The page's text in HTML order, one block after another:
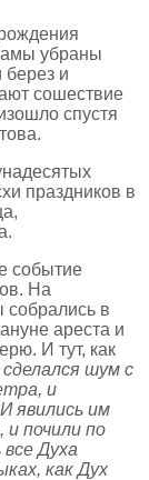
убраны
и
сошествие
спустя
праздников в
событие
На
собрались в
ареста и
И тут, как
сделался шум с
и
явились им
и почили по
Духа
как Дух